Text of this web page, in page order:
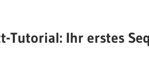
Tutorial: Ihr erstes